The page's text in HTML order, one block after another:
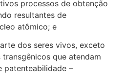
processos de obtenção
resultantes de
atômico; e
dos seres vivos, exceto
que atendam
patenteabilidade –